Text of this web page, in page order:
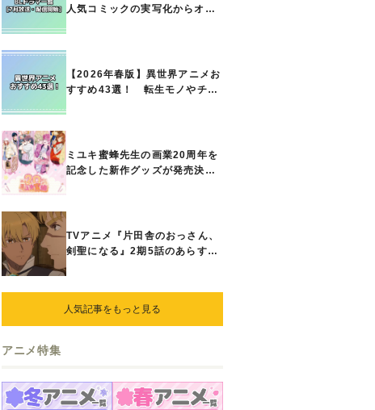
人気コミックの実写化からオリ
【2026年春版】異世界アニメお
すすめ43選！ 転生モノやチー
ミユキ蜜蜂先生の画業20周年を
記念した新作グッズが発売決
ら、ときめくアイテムが登場♪
TVアニメ『片田舎のおっさん、
剣聖になる』2期5話のあらすじ
人気記事をもっと見る
アニメ特集